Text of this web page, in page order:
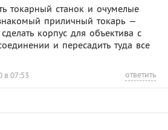
токарный станок и очумелые
приличный токарь —
корпус для объектива с
и пересадить туда все
в 07:53 ответить